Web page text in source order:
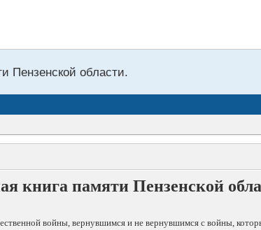
Пензенской области.
книга памяти Пензенской
войны, вернувшимся и не вернувшимся с войны,